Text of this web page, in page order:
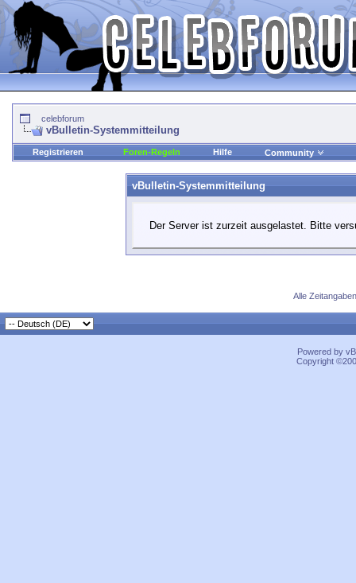
celebforum
vBulletin-Systemmitteilung
Registrieren Foren-Regeln Hilfe Community
vBulletin-Systemmitteilung
Der Server ist zurzeit ausgelastet. Bitte
Alle
Powered by
Copyright